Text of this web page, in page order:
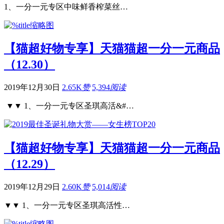
1、一分一元专区中味鲜香榨菜丝…
【猫超好物专享】天猫猫超一分一元商品
（12.30）
2019年12月30日 2.65K赞 5,394阅读
▼▼ 1、一分一元专区圣琪高活&#…
【猫超好物专享】天猫猫超一分一元商品
（12.29）
2019年12月29日 2.60K赞 5,014阅读
▼▼ 1、一分一元专区圣琪高活性…